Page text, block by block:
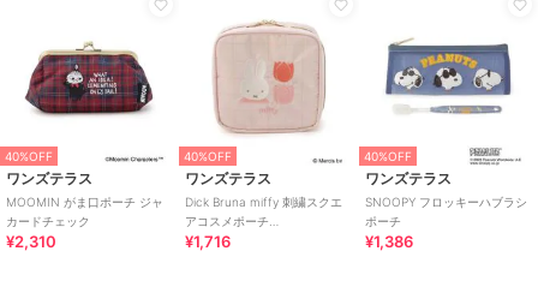
40%OFF
ワンズテラス
MOOMIN がま口ポーチ ジャ
カードチェック
¥2,310
40%OFF
ワンズテラス
Dick Bruna miffy 刺繍スクエ
アコスメポーチ
strawberry&tulip
¥1,716
40%OFF
ワンズテラス
SNOOPY フロッキーハブラシ
ポーチ
¥1,386